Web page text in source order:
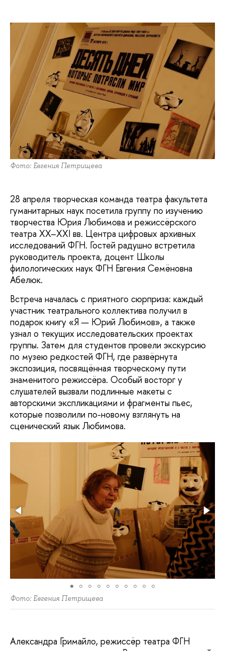
Фото: Евгения Петрищева
28 апреля творческая команда театра факультета
гуманитарных наук посетила группу по изучению
творчества Юрия Любимова и режиссёрского
театра XX–XXI вв. Центра цифровых архивных
исследований ФГН. Гостей радушно встретила
руководитель проекта, доцент Школы
филологических наук ФГН Евгения Семёновна
Абелюк.
Встреча началась с приятного сюрприза: каждый
участник театрального коллектива получил в
подарок книгу «Я — Юрий Любимов», а также
узнал о текущих исследовательских проектах
группы. Затем для студентов провели экскурсию
по музею редкостей ФГН, где развёрнута
экспозиция, посвящённая творческому пути
знаменитого режиссёра. Особый восторг у
слушателей вызвали подлинные макеты с
авторскими экспликациями и фрагменты пьес,
которые позволили по-новому взглянуть на
сценический язык Любимова.
Фото: Евгения Петрищева
Александра Гримайло, режиссёр театра ФГН